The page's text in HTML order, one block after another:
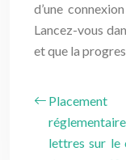
d’une
Lancez-vous
et que la
Placement
lettres sur le